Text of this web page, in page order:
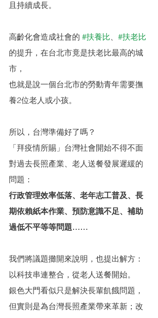
且持續成長。
高齡化會造成社會的 #扶養比、 #扶老比
的提升，在台北市竟是扶老比最高的城
市，
也就是說一個台北市的勞動青年需要撫
養2位老人或小孩。
所以，台灣準備好了嗎？
「拜疫情所賜」台灣社會開始不得不面
對過去長照產業、老人送餐發展遲緩的
問題：
行政管理效率低落、老年志工普及、長
期依賴紙本作業、預防意識不足、補助
過低不平等等問題……
我們將議題攤開來說明，也提出解方：
以科技串連整合，從老人送餐開始。
銀色大門看似只是解決長輩飢餓問題，
但實則是為台灣長照產業帶來革新；改